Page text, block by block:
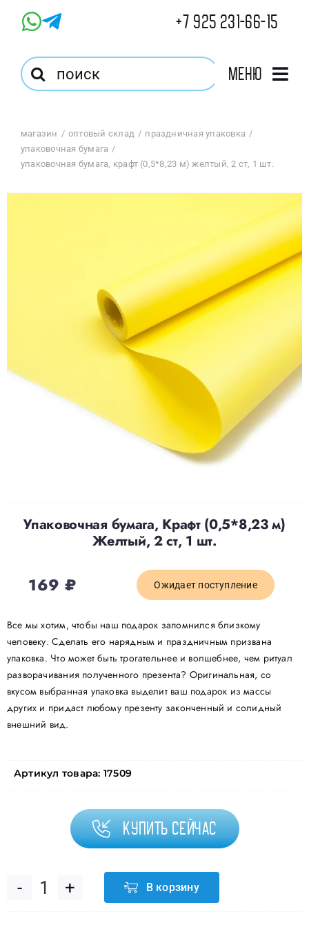
+7 925 231-66-15
Результат
поиска:
Меню
Магазин
О нас
Политика конфиденциальности
магазин оптовый склад
праздничная упаковка
упаковочная бумага
упаковочная бумага, крафт (0,5*8,23 м) желтый, 2 ст, 1 шт.
Упаковочная бумага, Крафт (0,5*8,23 м)
Желтый, 2 ст, 1 шт.
169 ₽ Ожидает поступление
Все мы хотим, чтобы наш подарок запомнился близкому
человеку. Сделать его нарядным и праздничным призвана
упаковка. Что может быть трогательнее и волшебнее, чем ритуал
разворачивания полученного презента? Оригинальная, со
вкусом выбранная упаковка выделит ваш подарок из массы
других и придаст любому презенту законченный и солидный
внешний вид.
Артикул товара: 17509
Купить сейчас
Количество
В корзину